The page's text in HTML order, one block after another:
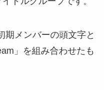
期メンバーの頭文字と
」を組み合わせたも